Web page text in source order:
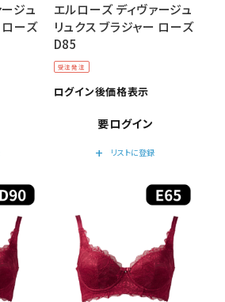
ジュ
ローズ
受注発注
エルローズ ディヴァージュ
リュクス ブラジャー ローズ
D85
ログイン後価格表示
要ログイン
add
リストに登録